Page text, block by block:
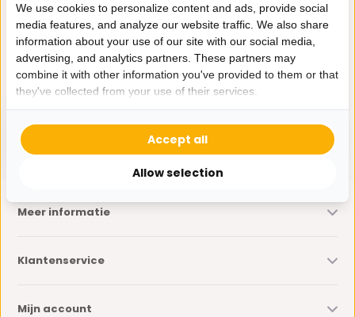
Ontvang de nieuwste aanbiedingen en promoties. We zullen
je niet spammen, beloofd.
* Lees hier de wettelijke beperkingen
Meer informatie
Klantenservice
Mijn account
We use cookies to personalize content and ads, provide social
media features, and analyze our website traffic. We also share
information about your use of our site with our social media,
advertising, and analytics partners. These partners may
combine it with other information you've provided to them or that
they've collected from your use of their services.
Allow selection
Accept all